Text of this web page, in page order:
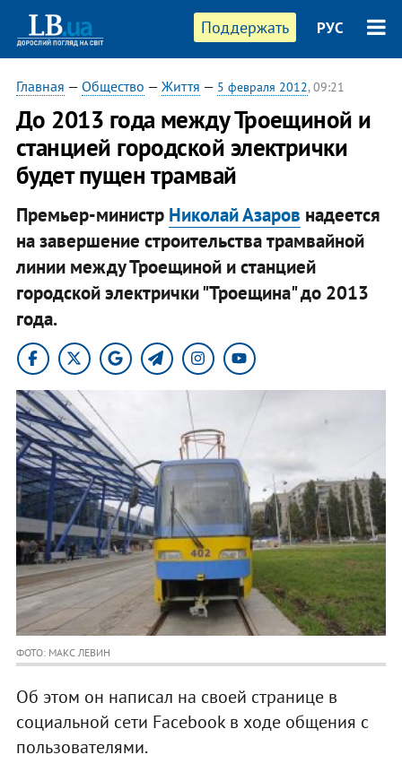
Поддержать РУС
Главная — Общество — Життя — 5 февраля 2012, 09:21
До 2013 года между Троещиной и
станцией городской электрички
будет пущен трамвай
Премьер-министр Николай Азаров надеется
на завершение строительства трамвайной
линии между Троещиной и станцией
городской электрички "Троещина" до 2013
года.
ФОТО: МАКС ЛЕВИН
Об этом он написал на своей странице в
социальной сети Facebook в ходе общения с
пользователями.